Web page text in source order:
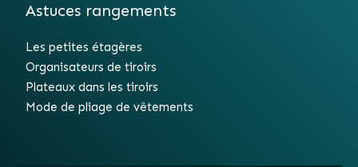
Astuces rangements
Les petites étagères
Organisateurs de tiroirs
Plateaux dans les tiroirs
Mode de pliage de vêtements